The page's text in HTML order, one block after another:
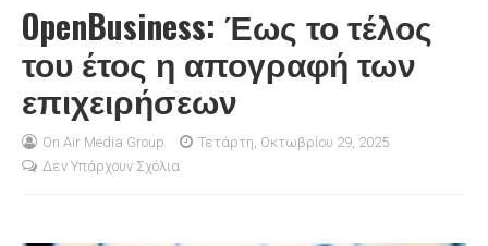
AKIN
NEW
OpenBusiness: Έως το τέλος
του έτος η απογραφή των
επιχειρήσεων
On Air Media Group
Τετάρτη, Οκτωβρίου 29, 2025
Δεν Υπάρχουν Σχόλια